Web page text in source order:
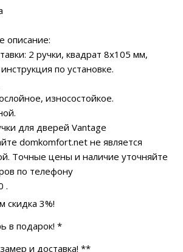
описание:
2 ручки, квадрат 8х105 мм,
по установке.
износостойкое.
для дверей Vantage
domkomfort.net не является
Точные цены и наличие уточняйте
по телефону
.
скидка 3%!
в подарок! *
и доставка! **